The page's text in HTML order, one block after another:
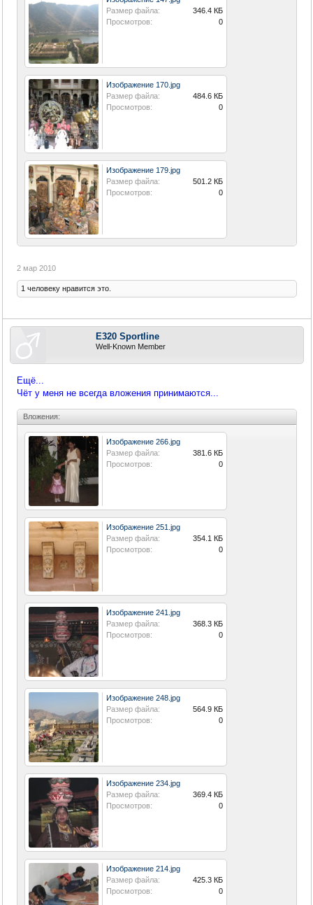
Размер файла:
346.4 КБ
Просмотров:
0
Изображение 170.jpg
Размер файла:
484.6 КБ
Просмотров:
0
Изображение 179.jpg
Размер файла:
501.2 КБ
Просмотров:
0
2 мар 2010
1 человеку нравится это.
E320 Sportline
Well-Known Member
Ещё...
Чёт у меня не всегда вложения принимаются...
Вложения:
Изображение 266.jpg
Размер файла:
381.6 КБ
Просмотров:
0
Изображение 251.jpg
Размер файла:
354.1 КБ
Просмотров:
0
Изображение 241.jpg
Размер файла:
368.3 КБ
Просмотров:
0
Изображение 248.jpg
Размер файла:
564.9 КБ
Просмотров:
0
Изображение 234.jpg
Размер файла:
369.4 КБ
Просмотров:
0
Изображение 214.jpg
Размер файла:
425.3 КБ
Просмотров:
0